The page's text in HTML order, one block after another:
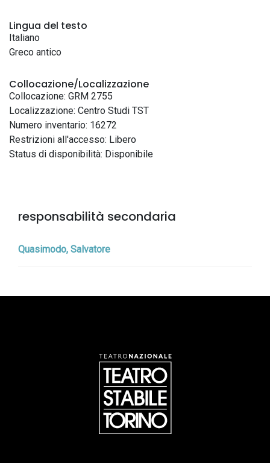
Lingua del testo
Italiano
Greco antico
Collocazione/Localizzazione
Collocazione: GRM 2755
Localizzazione: Centro Studi TST
Numero inventario: 16272
Restrizioni all'accesso: Libero
Status di disponibilità: Disponibile
responsabilità secondaria
Quasimodo, Salvatore